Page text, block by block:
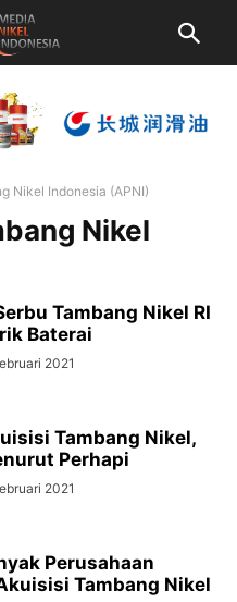
Nikel Indonesia (APNI)
Nikel
Tambang Nikel RI
Baterai
2021
Tambang Nikel,
Perhapi
2021
Perusahaan
Tambang Nikel